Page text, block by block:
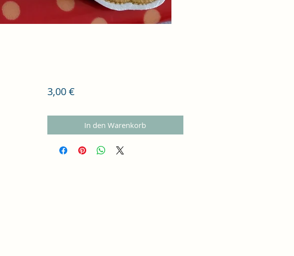
3,00 €Preis
In den Warenkorb